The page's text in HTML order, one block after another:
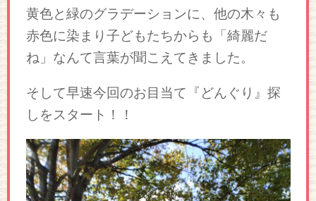
黄色と緑のグラデーションに、他の木々も
赤色に染まり子どもたちからも「綺麗だ
ね」なんて言葉が聞こえてきました。
そして早速今回のお目当て『どんぐり』探
しをスタート！！